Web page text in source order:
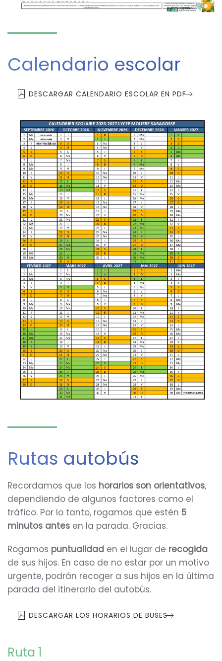
Calendario escolar
DESCARGAR CALENDARIO ESCOLAR EN PDF
Rutas autobús
Recordamos que los horarios son orientativos,
dependiendo de algunos factores como el
tráfico. Por lo tanto, rogamos que estén 5
minutos antes en la parada. Gracias.
Rogamos puntualidad en el lugar de recogida
de sus hijos. En caso de no estar por un motivo
urgente, podrán recoger a sus hijos en la última
parada del itinerario del autobús.
DESCARGAR LOS HORARIOS DE BUSES
Ruta 1